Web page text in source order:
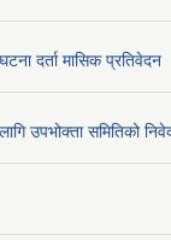
दर्ता मासिक प्रतिवेदन
उपभोक्ता समितिको